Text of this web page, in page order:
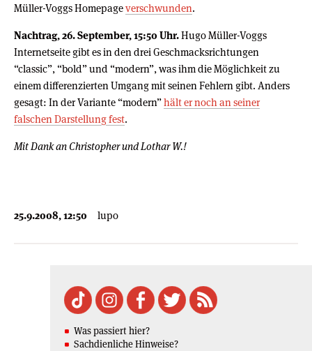
Müller-Voggs Homepageverschwunden.
Nachtrag, 26. September, 15:50 Uhr.Hugo Müller-Voggs
Internetseite gibt es in den drei Geschmacksrichtungen
“classic”, “bold” und “modern”, was ihm die Möglichkeit zu
einem differenzierten Umgang mit seinen Fehlern gibt. Anders
gesagt: In der Variante “modern”hält er noch an seiner
falschen Darstellung fest.
Mit Dank an Christopher und Lothar W.!
25.9.2008, 12:50 lupo
Was passiert hier?
Sachdienliche Hinweise?